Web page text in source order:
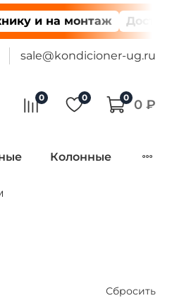
на монтаж Доставка по
sale@kondicioner-ug.ru
0 0 0 0 ₽
Колонные
Сбросить